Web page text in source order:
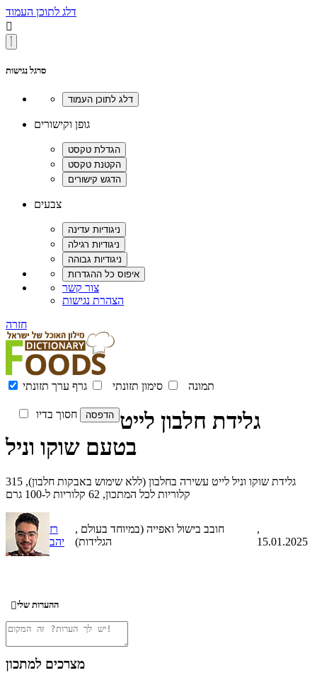
דלג לתוכן העמוד

סרגל נגישות
גופן וקישורים
צבעים
צור קשר
הצהרת נגישות
חזרה
תמונה סימון תזונתי גרף ערך תזונתי
חסוך בדיו
גלידת חלבון לייט
בטעם שוקו וניל
גלידת שוקו וניל לייט עשירה בחלבון (ללא שימוש באבקות חלבון), 315
קלוריות לכל המתכון, 62 קלוריות ל-100 גרם
רז
יהב
, חובב בישול ואפייה (במיוחד בעולם
הגלידות)
,
15.01.2025
ההערות שלי
מצרכים למתכון